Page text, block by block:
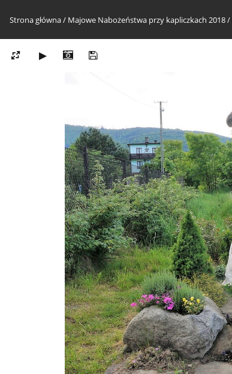
Strona główna/ Majowe Nabożeństwa przy kapliczkach 2018/